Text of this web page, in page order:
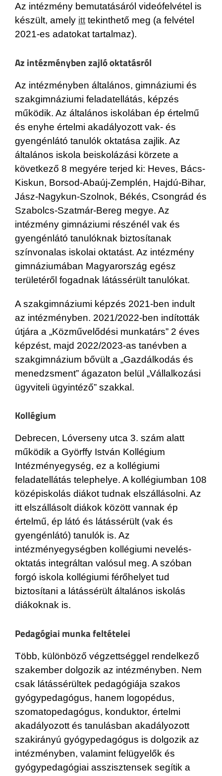
Az intézmény bemutatásáról videófelvétel is
készült, amely itt tekinthető meg (a felvétel
2021-es adatokat tartalmaz).
Az intézményben zajló oktatásról
Az intézményben általános, gimnáziumi és
szakgimnáziumi feladatellátás, képzés
működik. Az általános iskolában ép értelmű
és enyhe értelmi akadályozott vak- és
gyengénlátó tanulók oktatása zajlik. Az
általános iskola beiskolázási körzete a
következő 8 megyére terjed ki: Heves, Bács-
Kiskun, Borsod-Abaúj-Zemplén, Hajdú-Bihar,
Jász-Nagykun-Szolnok, Békés, Csongrád és
Szabolcs-Szatmár-Bereg megye. Az
intézmény gimnáziumi részénél vak és
gyengénlátó tanulóknak biztosítanak
színvonalas iskolai oktatást. Az intézmény
gimnáziumában Magyarország egész
területéről fogadnak látássérült tanulókat.
A szakgimnáziumi képzés 2021-ben indult
az intézményben. 2021/2022-ben indították
útjára a „Közművelődési munkatárs” 2 éves
képzést, majd 2022/2023-as tanévben a
szakgimnázium bővült a „Gazdálkodás és
menedzsment” ágazaton belül „Vállalkozási
ügyviteli ügyintéző” szakkal.
Kollégium
Debrecen, Lóverseny utca 3. szám alatt
működik a Györffy István Kollégium
Intézményegység, ez a kollégiumi
feladatellátás telephelye. A kollégiumban 108
középiskolás diákot tudnak elszállásolni. Az
itt elszállásolt diákok között vannak ép
értelmű, ép látó és látássérült (vak és
gyengénlátó) tanulók is. Az
intézményegységben kollégiumi nevelés-
oktatás integráltan valósul meg. A szóban
forgó iskola kollégiumi férőhelyet tud
biztosítani a látássérült általános iskolás
diákoknak is.
Pedagógiai munka feltételei
Több, különböző végzettséggel rendelkező
szakember dolgozik az intézményben. Nem
csak látássérültek pedagógiája szakos
gyógypedagógus, hanem logopédus,
szomatopedagógus, konduktor, értelmi
akadályozott és tanulásban akadályozott
szakirányú gyógypedagógus is dolgozik az
intézményben, valamint felügyelők és
gyógypedagógiai asszisztensek segítik a